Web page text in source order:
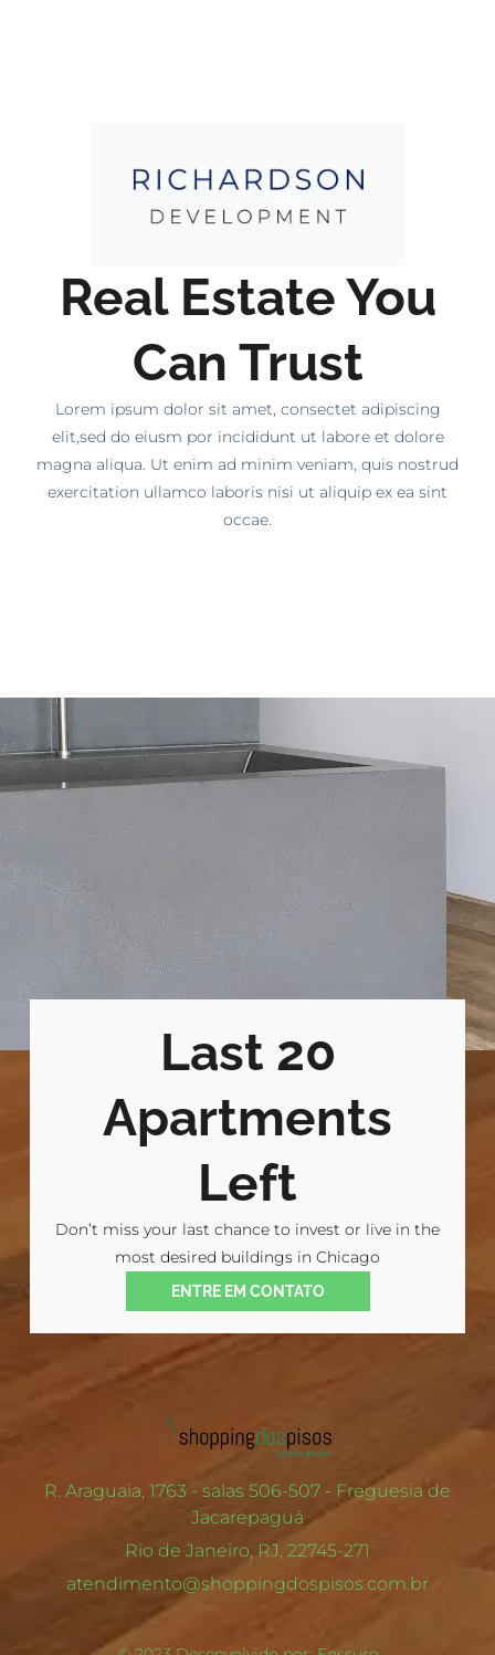
Real Estate You
Can Trust
Lorem ipsum dolor sit amet, consectet adipiscing
elit,sed do eiusm por incididunt ut labore et dolore
magna aliqua. Ut enim ad minim veniam, quis nostrud
exercitation ullamco laboris nisi ut aliquip ex ea sint
occae.
Last 20
Apartments
Left
Don’t miss your last chance to invest or live in the
most desired buildings in Chicago
ENTRE EM CONTATO
R. Araguaia, 1763 - salas 506-507 - Freguesia de
Jacarepaguá
Rio de Janeiro, RJ, 22745-271
atendimento@shoppingdospisos.com.br